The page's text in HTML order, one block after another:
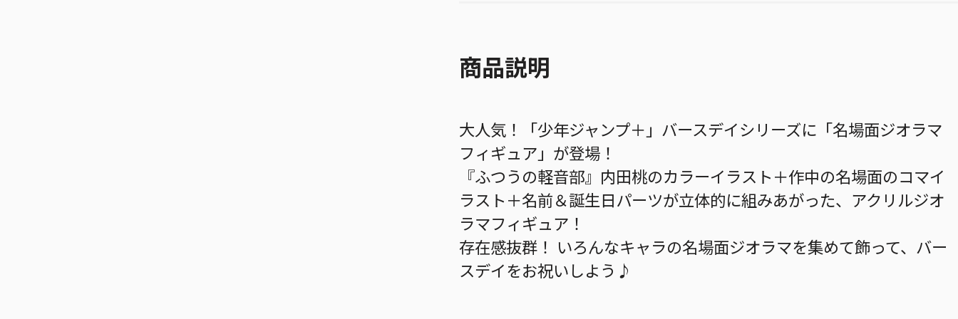
商品説明
大人気！「少年ジャンプ＋」バースデイシリーズに「名場面ジオラマ
フィギュア」が登場！
『ふつうの軽音部』内田桃のカラーイラスト＋作中の名場面のコマイ
ラスト＋名前＆誕生日パーツが立体的に組みあがった、アクリルジオ
ラマフィギュア！
存在感抜群！ いろんなキャラの名場面ジオラマを集めて飾って、バー
スデイをお祝いしよう♪